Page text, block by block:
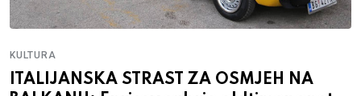
KULTURA
ITALIJANSKA STRAST ZA OSMJEH NA